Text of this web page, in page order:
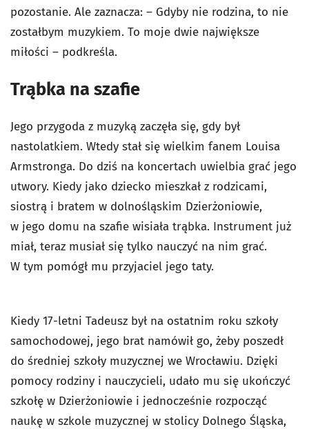
pozostanie. Ale zaznacza: – Gdyby nie rodzina, to nie
zostałbym muzykiem. To moje dwie największe
miłości – podkreśla.
Trąbka na szafie
Jego przygoda z muzyką zaczęła się, gdy był
nastolatkiem. Wtedy stał się wielkim fanem Louisa
Armstronga. Do dziś na koncertach uwielbia grać jego
utwory. Kiedy jako dziecko mieszkał z rodzicami,
siostrą i bratem w dolnośląskim Dzierżoniowie,
w jego domu na szafie wisiała trąbka. Instrument już
miał, teraz musiał się tylko nauczyć na nim grać.
W tym pomógł mu przyjaciel jego taty.
Kiedy 17-letni Tadeusz był na ostatnim roku szkoły
samochodowej, jego brat namówił go, żeby poszedł
do średniej szkoły muzycznej we Wrocławiu. Dzięki
pomocy rodziny i nauczycieli, udało mu się ukończyć
szkołę w Dzierżoniowie i jednocześnie rozpocząć
naukę w szkole muzycznej w stolicy Dolnego Śląska,